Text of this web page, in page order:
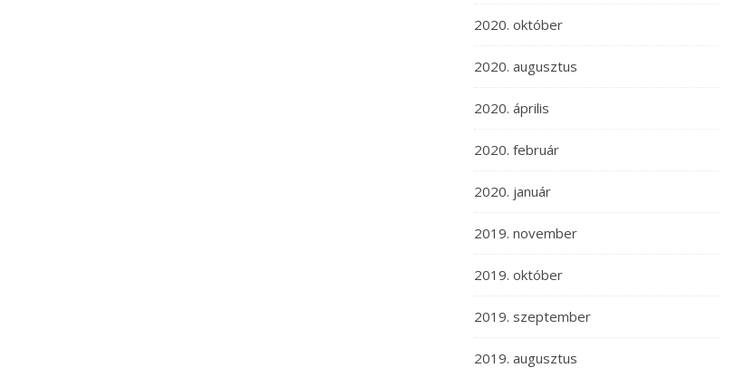
2020. október
2020. augusztus
2020. április
2020. február
2020. január
2019. november
2019. október
2019. szeptember
2019. augusztus